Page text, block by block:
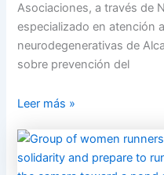
Asociaciones, a través de
especializado en atención
neurodegenerativas de
sobre prevención del
Leer más »